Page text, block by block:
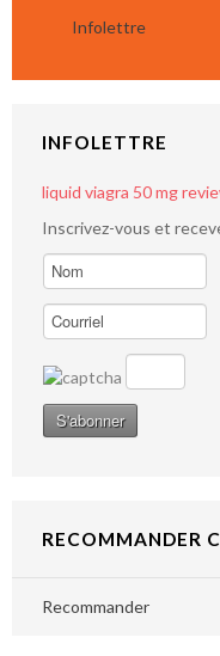
Infolettre
INFOLETTRE
liquid viagra 50 mg
Inscrivez-vous et
RECOMMANDER
Recommander